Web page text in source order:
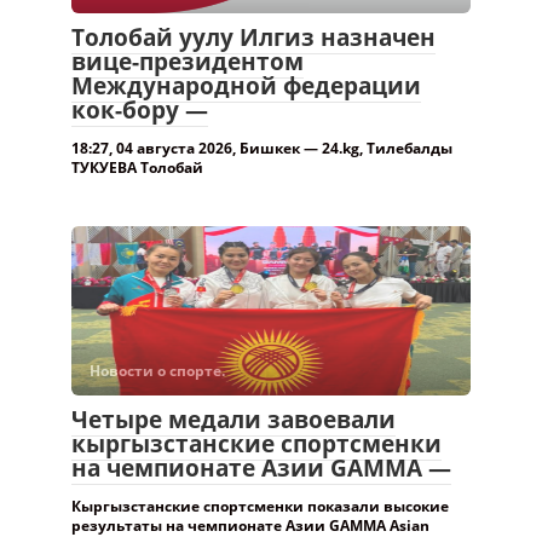
Толобай уулу Илгиз назначен
вице-президентом
Международной федерации
кок-бору —
18:27, 04 августа 2026, Бишкек — 24.kg, Тилебалды
ТУКУЕВА Толобай
Новости о спорте.
Четыре медали завоевали
кыргызстанские спортсменки
на чемпионате Азии GAMMA —
Кыргызстанские спортсменки показали высокие
результаты на чемпионате Азии GAMMA Asian